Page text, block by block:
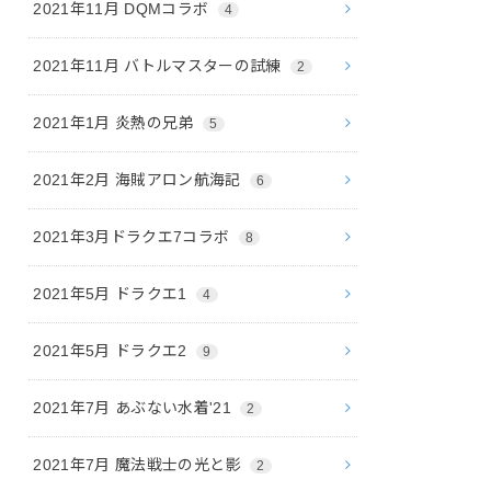
2021年11月 DQMコラボ 4
2021年11月 バトルマスターの試練 2
2021年1月 炎熱の兄弟 5
2021年2月 海賊アロン航海記 6
2021年3月ドラクエ7コラボ 8
2021年5月 ドラクエ1 4
2021年5月 ドラクエ2 9
2021年7月 あぶない水着'21 2
2021年7月 魔法戦士の光と影 2